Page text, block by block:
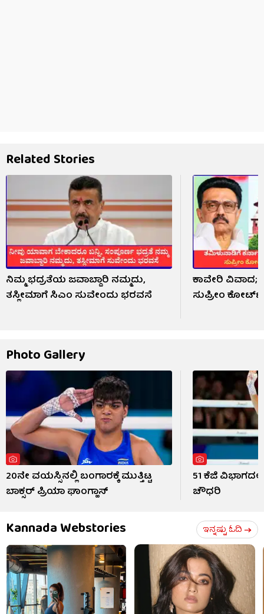
Related Stories
ನಿಮ್ಮ ಭದ್ರತೆಯ ಜವಾಬ್ದಾರಿ ನಮ್ಮದು,
ತಸ್ಲೀಮಾಗೆ ಸಿಎಂ ಸುವೇಂದು ಭರವಸೆ
ಕಾವೇರಿ ವಿವಾದ;
ಸುಪ್ರೀಂ
Photo Gallery
20ನೇ ವಯಸ್ಸಿನಲ್ಲಿ ಬಂಗಾರಕ್ಕೆ ಮುತ್ತಿಟ್ಟ
ಬಾಕ್ಸರ್ ಪ್ರಿಯಾ ಘಾಂಗ್ಹಾಸ್
51 ಕೆಜಿ ವಿಭಾಗದಲ್ಲಿ
ಚೌಧರಿ
Kannada Webstories ಇನ್ನಷ್ಟು ಓದಿ